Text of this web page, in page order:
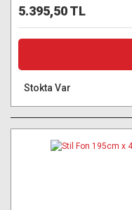
5.395,50 TL
Stokta Var